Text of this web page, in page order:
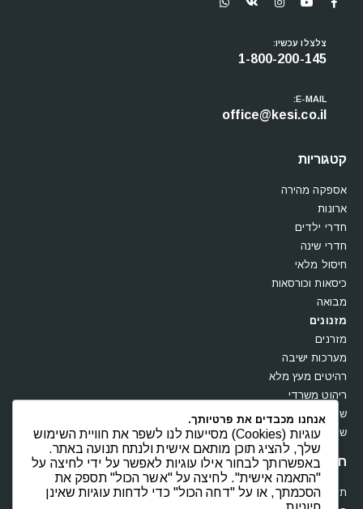
צלצלו עכשיו:
1-800-200-145
E-MAIL:
office@kesi.co.il
קטגוריות
אספקה מהירה
ארונות
חדרי ילדים
חדרי שינה
חיסול מלאי
כיסאות וכורסאות
מבואה
מזנונים
מזרנים
מערכות ישיבה
רהיטים מעץ מלא
ריהוט משרדי
שולחנות
שידות וקומודות
חנות
תקנון
אנחנו מכבדים את פרטיותך.
עוגיות (Cookies) מסייעות לנו לשפר את חוויית השימוש
שלך, להציג תוכן מותאם אישית ולנתח תנועה באתר.
באפשרותך לבחור אילו עוגיות לאפשר על ידי לחיצה על
"התאמה אישית". לחיצה על "אשר הכול" תספק את
הסכמתך, או על "דחה הכול" כדי לדחות עוגיות שאינן